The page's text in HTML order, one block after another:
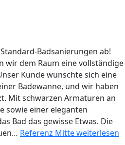
Badsanierungen ab!
wir dem Raum eine vollständige
Kunde wünschte sich eine
Badewanne, und wir haben
Mit schwarzen Armaturen an
sowie einer eleganten
Bad das gewisse Etwas. Die
Referenz Mitteweiterlesen